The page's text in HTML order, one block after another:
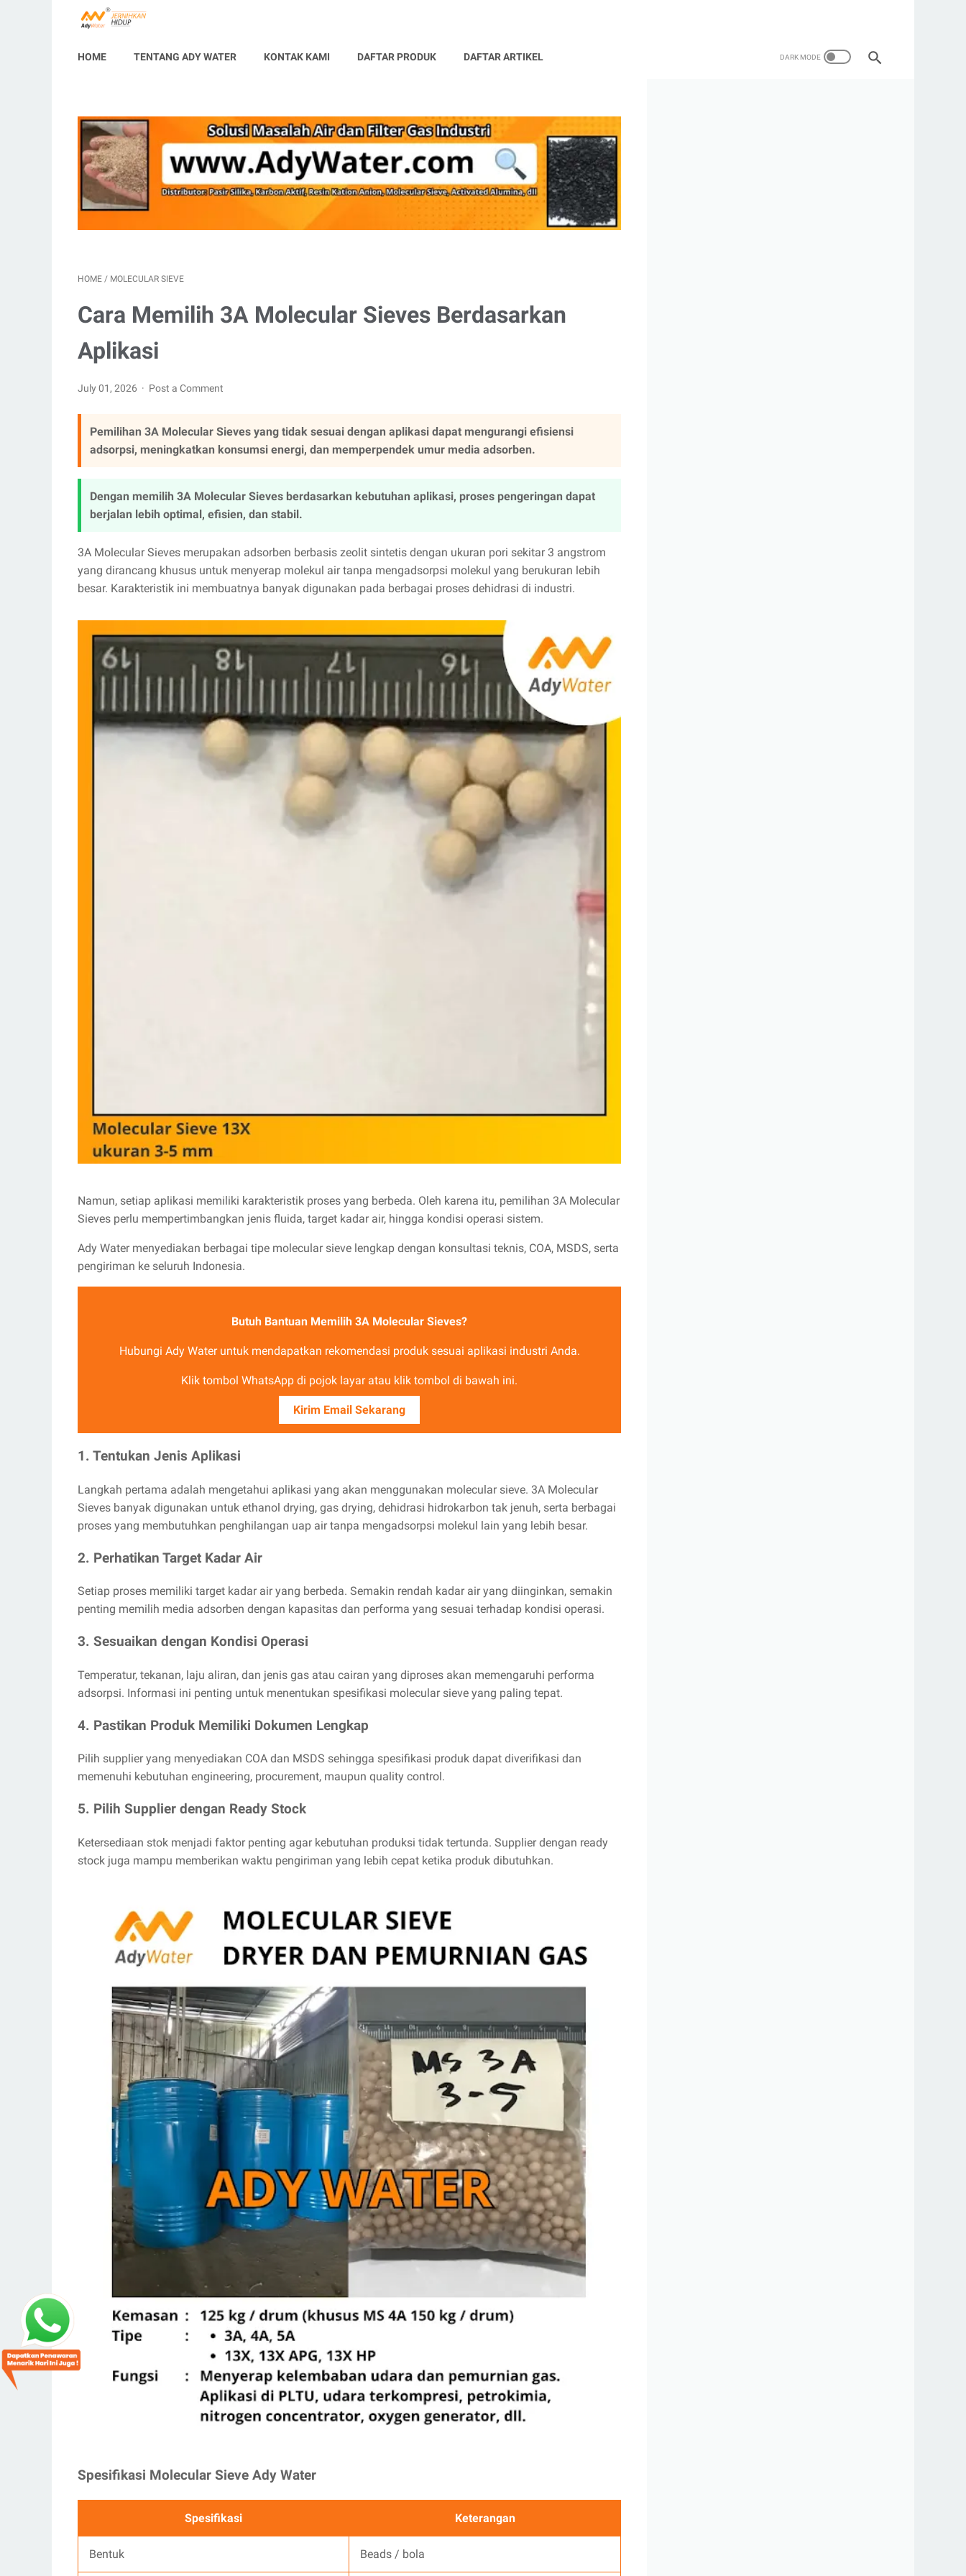
HOME TENTANG ADY WATER KONTAK KAMI DAFTAR PRODUK DAFTAR ARTIKEL
HOME / MOLECULAR SIEVE
Cara Memilih 3A Molecular Sieves Berdasarkan
Aplikasi
July 01, 2026 Post a Comment
Pemilihan 3A Molecular Sieves yang tidak sesuai dengan aplikasi dapat mengurangi efisiensi
adsorpsi, meningkatkan konsumsi energi, dan memperpendek umur media adsorben.
Dengan memilih 3A Molecular Sieves berdasarkan kebutuhan aplikasi, proses pengeringan dapat
berjalan lebih optimal, efisien, dan stabil.
3A Molecular Sieves merupakan adsorben berbasis zeolit sintetis dengan ukuran pori sekitar 3 angstrom
yang dirancang khusus untuk menyerap molekul air tanpa mengadsorpsi molekul yang berukuran lebih
besar. Karakteristik ini membuatnya banyak digunakan pada berbagai proses dehidrasi di industri.
Namun, setiap aplikasi memiliki karakteristik proses yang berbeda. Oleh karena itu, pemilihan 3A Molecular
Sieves perlu mempertimbangkan jenis fluida, target kadar air, hingga kondisi operasi sistem.
Ady Water menyediakan berbagai tipe molecular sieve lengkap dengan konsultasi teknis, COA, MSDS, serta
pengiriman ke seluruh Indonesia.
Butuh Bantuan Memilih 3A Molecular Sieves?
Hubungi Ady Water untuk mendapatkan rekomendasi produk sesuai aplikasi industri Anda.
Klik tombol WhatsApp di pojok layar atau klik tombol di bawah ini.
Kirim Email Sekarang
1. Tentukan Jenis Aplikasi
Langkah pertama adalah mengetahui aplikasi yang akan menggunakan molecular sieve. 3A Molecular
Sieves banyak digunakan untuk ethanol drying, gas drying, dehidrasi hidrokarbon tak jenuh, serta berbagai
proses yang membutuhkan penghilangan uap air tanpa mengadsorpsi molekul lain yang lebih besar.
2. Perhatikan Target Kadar Air
Setiap proses memiliki target kadar air yang berbeda. Semakin rendah kadar air yang diinginkan, semakin
penting memilih media adsorben dengan kapasitas dan performa yang sesuai terhadap kondisi operasi.
3. Sesuaikan dengan Kondisi Operasi
Temperatur, tekanan, laju aliran, dan jenis gas atau cairan yang diproses akan memengaruhi performa
adsorpsi. Informasi ini penting untuk menentukan spesifikasi molecular sieve yang paling tepat.
4. Pastikan Produk Memiliki Dokumen Lengkap
Pilih supplier yang menyediakan COA dan MSDS sehingga spesifikasi produk dapat diverifikasi dan
memenuhi kebutuhan engineering, procurement, maupun quality control.
5. Pilih Supplier dengan Ready Stock
Ketersediaan stok menjadi faktor penting agar kebutuhan produksi tidak tertunda. Supplier dengan ready
stock juga mampu memberikan waktu pengiriman yang lebih cepat ketika produk dibutuhkan.
Spesifikasi Molecular Sieve Ady Water
Spesifikasi Keterangan
Bentuk Beads / bola